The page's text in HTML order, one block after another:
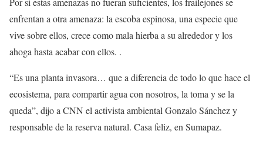
enfrentan a otra amenaza: la escoba espinosa, una especie que
vive sobre ellos, crece como mala hierba a su alrededor y los
ahoga hasta acabar con ellos. .
“Es una planta invasora… que a diferencia de todo lo que hace el
ecosistema, para compartir agua con nosotros, la toma y se la
queda”, dijo a CNN el activista ambiental Gonzalo Sánchez y
responsable de la reserva natural. Casa feliz, en Sumapaz.